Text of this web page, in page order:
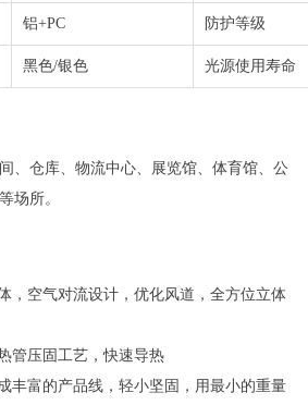
铝+PC 防护等级
黑色/银色 光源使用寿命
、仓库、物流中心、展览馆、体育馆、公
场所。
，空气对流设计，优化风道，全方位立体
管压固工艺，快速导热
丰富的产品线，轻小坚固，用最小的重量